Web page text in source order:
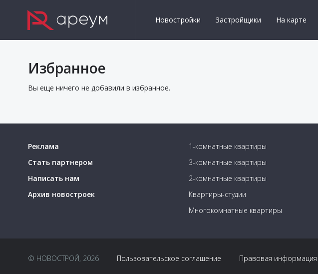
Новостройки Застройщики На карте
Избранное
Вы еще ничего не добавили в избранное.
Реклама
Стать партнером
Написать нам
Архив новостроек
1-комнатные квартиры
3-комнатные квартиры
2-комнатные квартиры
Квартиры-студии
Многокомнатные квартиры
© НОВОСТРОЙ, 2026 Пользовательское соглашение Правовая информация